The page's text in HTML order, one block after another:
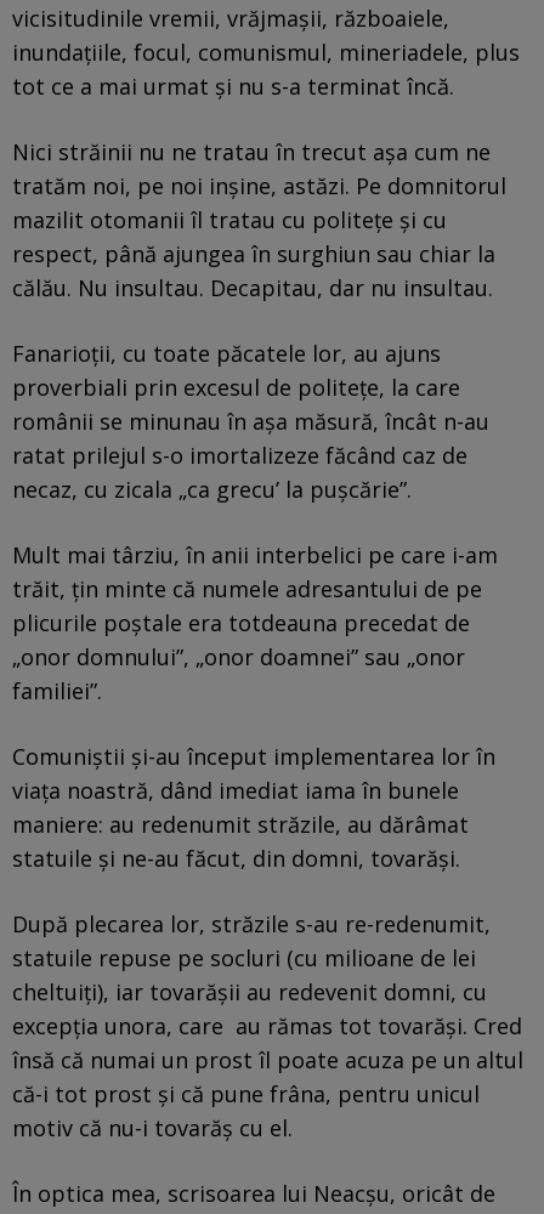
vicisitudinile vremii, vrăjmașii, războaiele,
inundațiile, focul, comunismul, mineriadele, plus
tot ce a mai urmat și nu s-a terminat încă.
Nici străinii nu ne tratau în trecut așa cum ne
tratăm noi, pe noi inșine, astăzi. Pe domnitorul
mazilit otomanii îl tratau cu politețe și cu
respect, până ajungea în surghiun sau chiar la
călău. Nu insultau. Decapitau, dar nu insultau.
Fanarioții, cu toate păcatele lor, au ajuns
proverbiali prin excesul de politețe, la care
românii se minunau în așa măsură, încât n-au
ratat prilejul s-o imortalizeze făcând caz de
necaz, cu zicala „ca grecu’ la pușcărie”.
Mult mai târziu, în anii interbelici pe care i-am
trăit, țin minte că numele adresantului de pe
plicurile poștale era totdeauna precedat de
„onor domnului”, „onor doamnei” sau „onor
familiei”.
Comuniștii și-au început implementarea lor în
viața noastră, dând imediat iama în bunele
maniere: au redenumit străzile, au dărâmat
statuile și ne-au făcut, din domni, tovarăși.
După plecarea lor, străzile s-au re-redenumit,
statuile repuse pe socluri (cu milioane de lei
cheltuiți), iar tovarășii au redevenit domni, cu
excepția unora, care au rămas tot tovarăși. Cred
însă că numai un prost îl poate acuza pe un altul
că-i tot prost și că pune frâna, pentru unicul
motiv că nu-i tovarăș cu el.
În optica mea, scrisoarea lui Neacșu, oricât de